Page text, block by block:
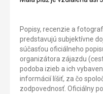
Popisy, recenzie a
predstavujú subjektívne
súčasťou oficiálneho
organizátora zájazdu
podoba izieb a ich
informácií líšiť, za čo
zodpovednosť. Oficiálny